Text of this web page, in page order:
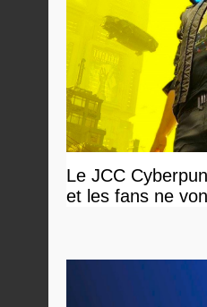
Le JCC
et les fans ne